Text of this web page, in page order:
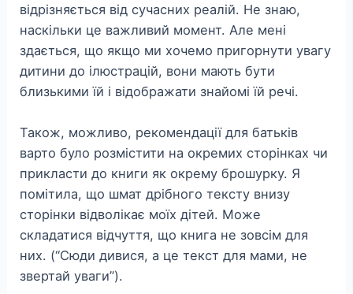
відрізняється від сучасних реалій. Не знаю,
наскільки це важливий момент. Але мені
здається, що якщо ми хочемо пригорнути увагу
дитини до ілюстрацій, вони мають бути
близькими їй і відображати знайомі їй речі.
Також, можливо, рекомендації для батьків
варто було розмістити на окремих сторінках чи
прикласти до книги як окрему брошурку. Я
помітила, що шмат дрібного тексту внизу
сторінки відволікає моїх дітей. Може
складатися відчуття, що книга не зовсім для
них. (“Сюди дивися, а це текст для мами, не
звертай уваги”).